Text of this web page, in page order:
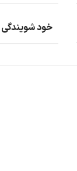
خود شویندگی